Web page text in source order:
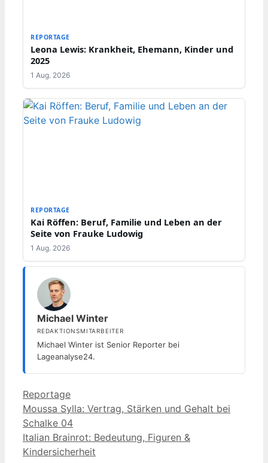
REPORTAGE
Leona Lewis: Krankheit, Ehemann, Kinder und
2025
1 Aug. 2026
REPORTAGE
Kai Röffen: Beruf, Familie und Leben an der
Seite von Frauke Ludowig
1 Aug. 2026
Michael Winter
REDAKTIONSMITARBEITER
Michael Winter ist Senior Reporter bei
Lageanalyse24.
Kategorien
Reportage
Moussa Sylla: Vertrag, Stärken und Gehalt bei
Schalke 04
Italian Brainrot: Bedeutung, Figuren &
Kindersicherheit